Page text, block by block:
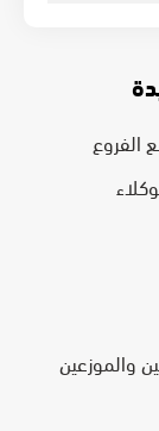
الفروع
والموزعين